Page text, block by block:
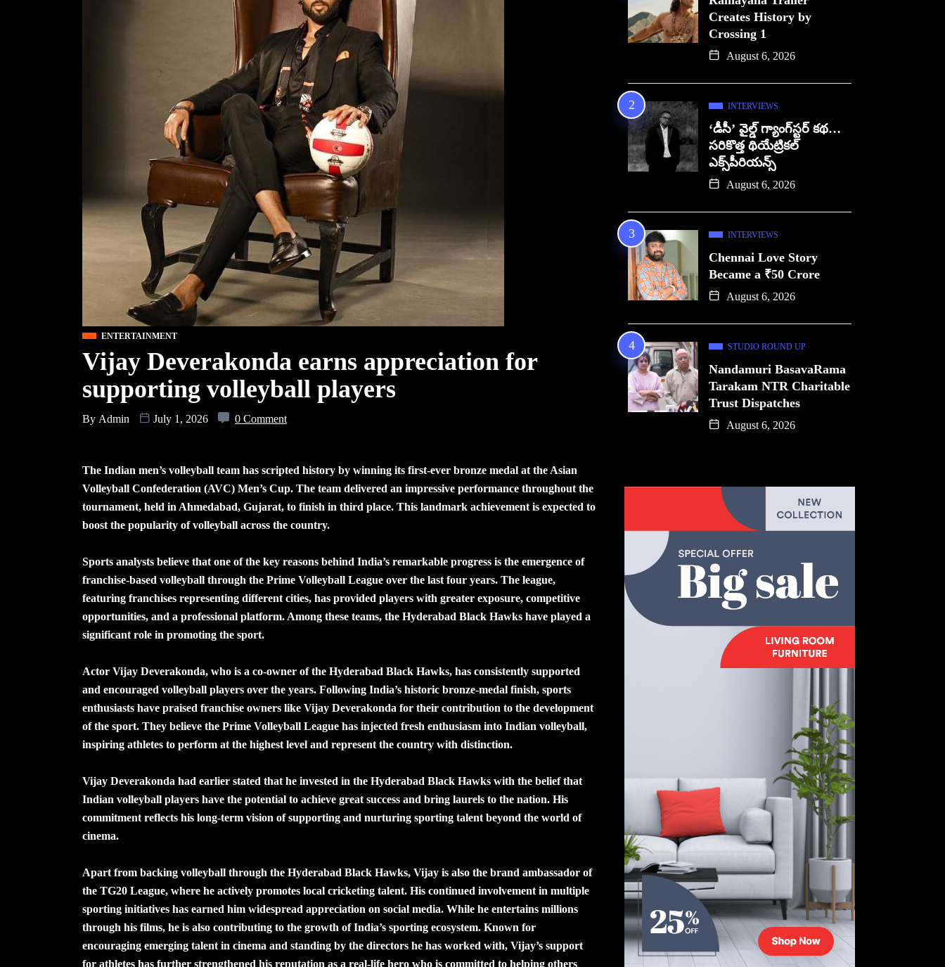
ENTERTAINMENT
Vijay Deverakonda earns appreciation for
supporting volleyball players
By Admin July 1, 2026 0 Comment
The Indian men’s volleyball team has scripted history by winning its first-ever bronze medal at the Asian
Volleyball Confederation (AVC) Men’s Cup. The team delivered an impressive performance throughout the
tournament, held in Ahmedabad, Gujarat, to finish in third place. This landmark achievement is expected to
boost the popularity of volleyball across the country.
Sports analysts believe that one of the key reasons behind India’s remarkable progress is the emergence of
franchise-based volleyball through the Prime Volleyball League over the last four years. The league,
featuring franchises representing different cities, has provided players with greater exposure, competitive
opportunities, and a professional platform. Among these teams, the Hyderabad Black Hawks have played a
significant role in promoting the sport.
Actor Vijay Deverakonda, who is a co-owner of the Hyderabad Black Hawks, has consistently supported
and encouraged volleyball players over the years. Following India’s historic bronze-medal finish, sports
enthusiasts have praised franchise owners like Vijay Deverakonda for their contribution to the development
of the sport. They believe the Prime Volleyball League has injected fresh enthusiasm into Indian volleyball,
inspiring athletes to perform at the highest level and represent the country with distinction.
Vijay Deverakonda had earlier stated that he invested in the Hyderabad Black Hawks with the belief that
Indian volleyball players have the potential to achieve great success and bring laurels to the nation. His
commitment reflects his long-term vision of supporting and nurturing sporting talent beyond the world of
cinema.
Apart from backing volleyball through the Hyderabad Black Hawks, Vijay is also the brand ambassador of
the TG20 League, where he actively promotes local cricketing talent. His continued involvement in multiple
sporting initiatives has earned him widespread appreciation on social media. While he entertains millions
through his films, he is also contributing to the growth of India’s sporting ecosystem. Known for
encouraging emerging talent in cinema and standing by the directors he has worked with, Vijay’s support
for athletes has further strengthened his reputation as a real-life hero who is committed to helping others
Creates History by
Crossing 1
August 6, 2026
INTERVIEWS
‘డీసీ’ వైల్డ్ గ్యాంగ్‌స్టర్ కథ…
సరికొత్త థియేట్రికల్
ఎక్స్‌పీరియన్స్
August 6, 2026
INTERVIEWS
Chennai Love Story
Became a ₹50 Crore
August 6, 2026
STUDIO ROUND UP
Nandamuri BasavaRama
Tarakam NTR Charitable
Trust Dispatches
August 6, 2026